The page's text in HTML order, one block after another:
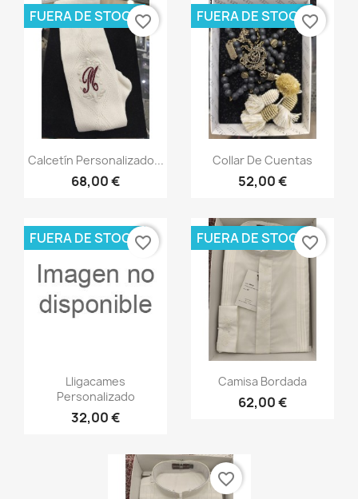
Vista rápida
Calcetín Personalizado...
68,00 €
FUERA DE STOCKfavorite_border
Vista rápida
Collar De Cuentas
52,00 €
FUERA DE STOCKfavorite_border
Vista rápida
Lligacames
Personalizado
32,00 €
FUERA DE STOCKfavorite_border
Vista rápida
Camisa Bordada
62,00 €
FUERA DE STOCKfavorite_border
favorite_border